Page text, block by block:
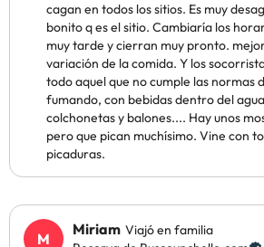
cagan en todos los sitios. Es muy
bonito q es el sitio. Cambiaría los
muy tarde y cierran muy pronto.
variación de la comida. Y los
todo aquel que no cumple las normas
fumando, con bebidas dentro del
colchonetas y balones.... Hay unos
pero que pican muchísimo. Vine con
picaduras.
Miriam Viajó en familia